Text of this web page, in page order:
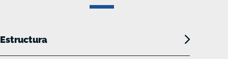
Estructura